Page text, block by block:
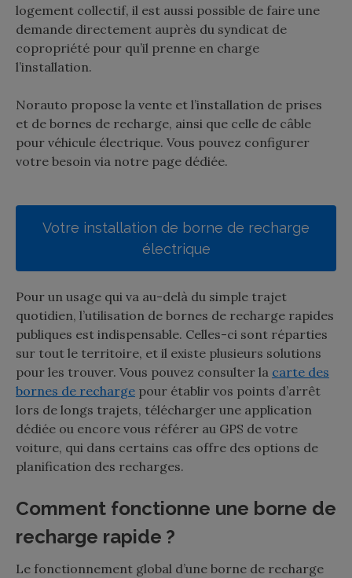
logement collectif, il est aussi possible de faire une
demande directement auprès du syndicat de
copropriété pour qu’il prenne en charge
l’installation.
Norauto propose la vente et l’installation de prises
et de bornes de recharge, ainsi que celle de câble
pour véhicule électrique. Vous pouvez configurer
votre besoin via notre page dédiée.
Votre installation de borne de recharge
électrique
Pour un usage qui va au-delà du simple trajet
quotidien, l’utilisation de bornes de recharge rapides
publiques est indispensable. Celles-ci sont réparties
sur tout le territoire, et il existe plusieurs solutions
pour les trouver. Vous pouvez consulter la carte des
bornes de recharge pour établir vos points d’arrêt
lors de longs trajets, télécharger une application
dédiée ou encore vous référer au GPS de votre
voiture, qui dans certains cas offre des options de
planification des recharges.
Comment fonctionne une borne de
recharge rapide ?
Le fonctionnement global d’une borne de recharge